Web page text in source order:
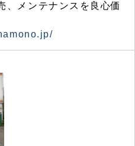
、メンテナンスを良心価